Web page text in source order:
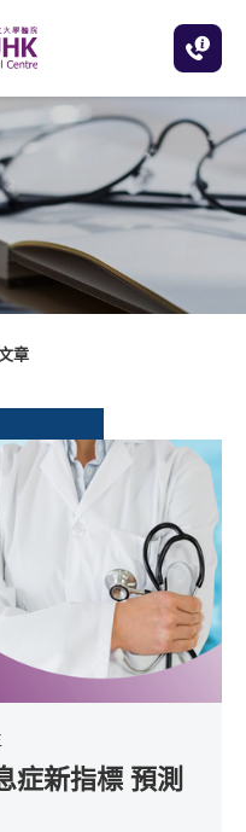
章
症新指標 預測